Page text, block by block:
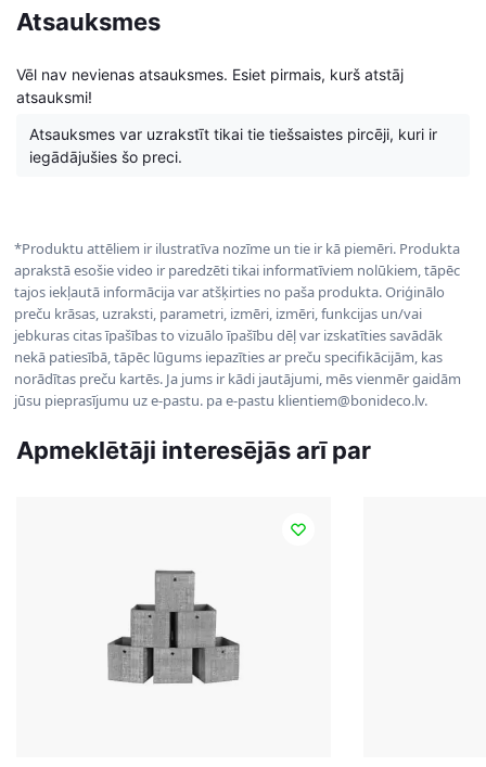
Atsauksmes
Vēl nav nevienas atsauksmes. Esiet pirmais, kurš atstāj
atsauksmi!
Atsauksmes var uzrakstīt tikai tie tiešsaistes pircēji, kuri ir
iegādājušies šo preci.
*Produktu attēliem ir ilustratīva nozīme un tie ir kā piemēri. Produkta
aprakstā esošie video ir paredzēti tikai informatīviem nolūkiem, tāpēc
tajos iekļautā informācija var atšķirties no paša produkta. Oriģinālo
preču krāsas, uzraksti, parametri, izmēri, izmēri, funkcijas un/vai
jebkuras citas īpašības to vizuālo īpašību dēļ var izskatīties savādāk
nekā patiesībā, tāpēc lūgums iepazīties ar preču specifikācijām, kas
norādītas preču kartēs. Ja jums ir kādi jautājumi, mēs vienmēr gaidām
jūsu pieprasījumu uz e-pastu. pa e-pastu klientiem@bonideco.lv.
Apmeklētāji interesējās arī par